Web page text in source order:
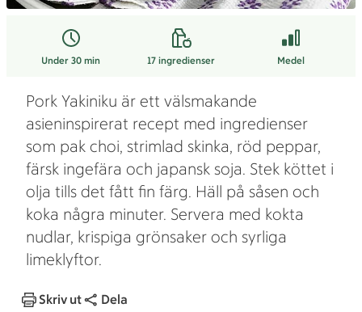
Under 30 min 17 ingredienser Medel
Pork Yakiniku är ett välsmakande
asieninspirerat recept med ingredienser
som pak choi, strimlad skinka, röd peppar,
färsk ingefära och japansk soja. Stek köttet i
olja tills det fått fin färg. Häll på såsen och
koka några minuter. Servera med kokta
nudlar, krispiga grönsaker och syrliga
limeklyftor.
Skriv ut Dela